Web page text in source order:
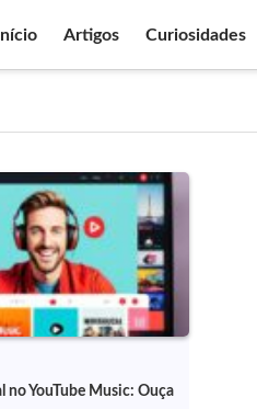
Artigos Curiosidades
no YouTube Music: Ouça